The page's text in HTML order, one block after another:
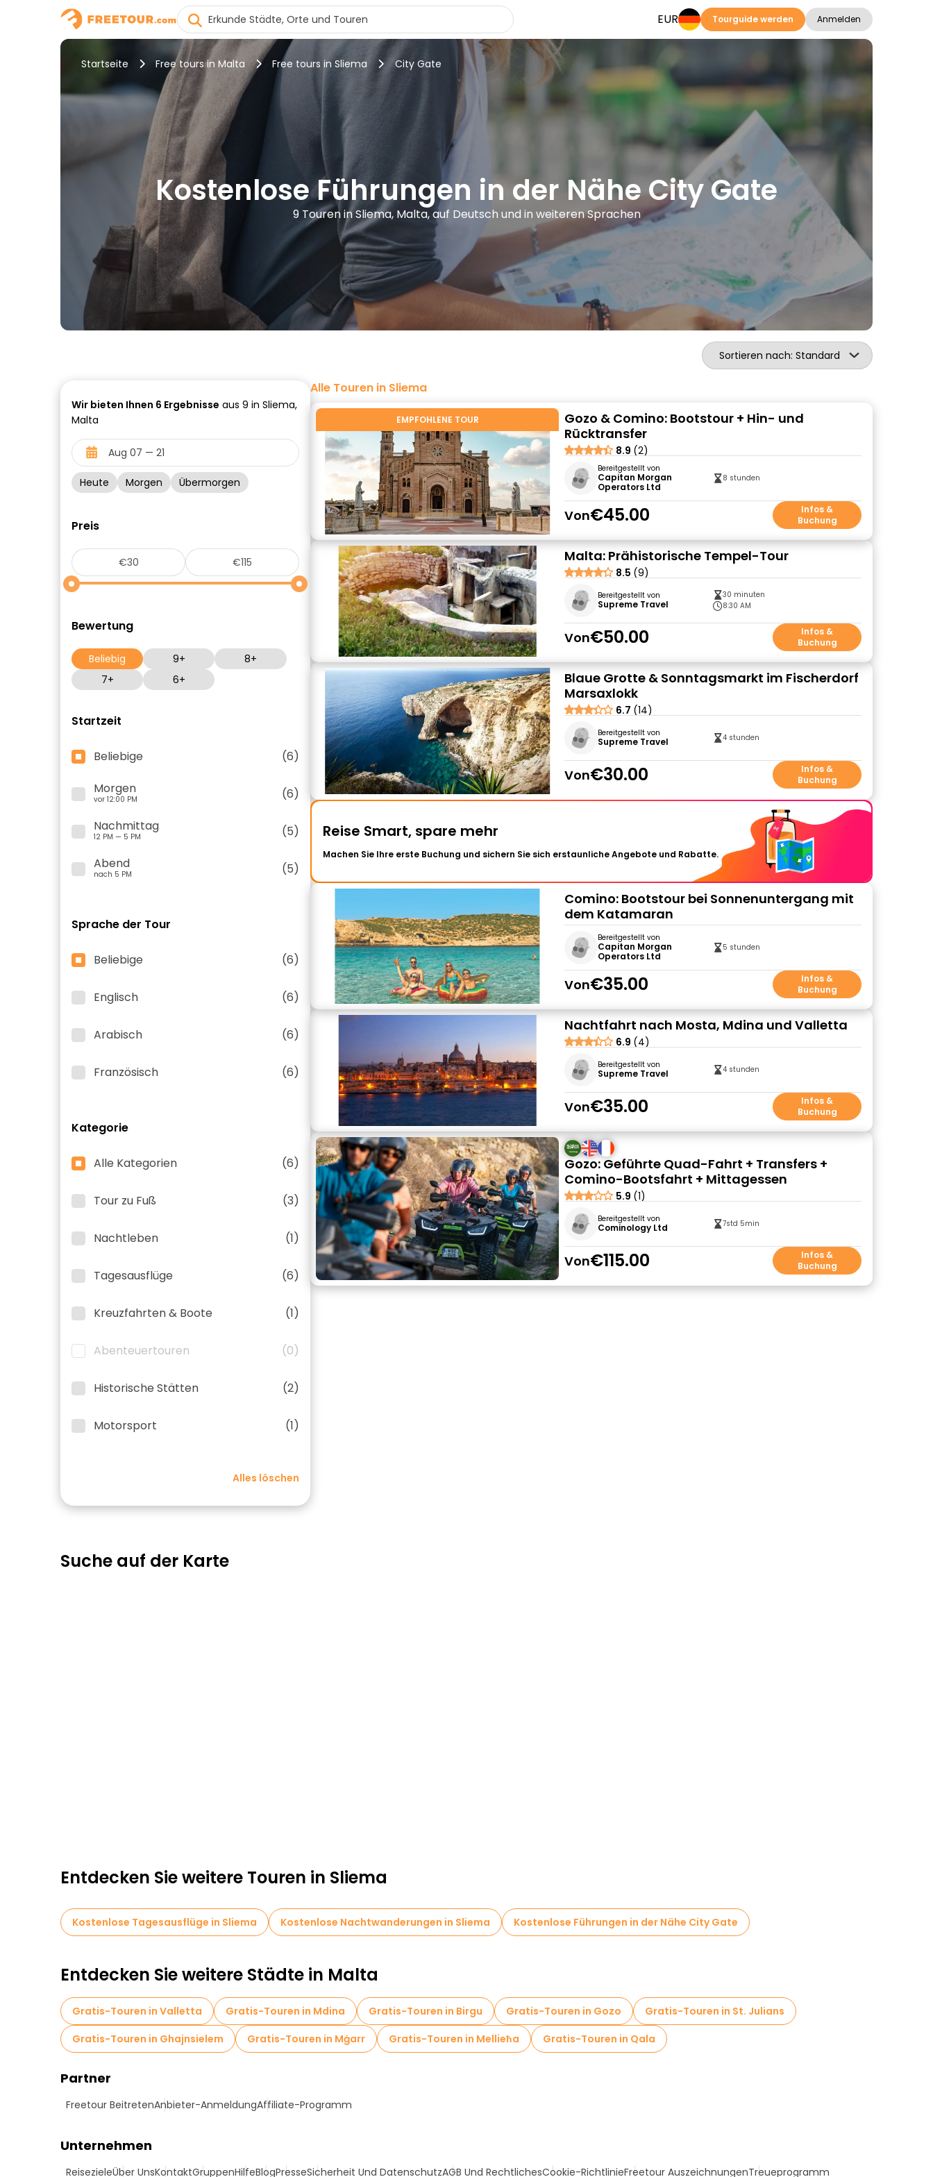
EUR Tourguide werden Anmelden
Startseite Free tours in Malta Free tours in Sliema City Gate
Kostenlose Führungen in der Nähe City Gate
9 Touren in Sliema, Malta, auf Deutsch und in weiteren Sprachen
Sortieren nach: Standard
Wir bieten Ihnen 6 Ergebnisse aus 9 in Sliema,
Malta
Heute Morgen Übermorgen
Preis
Bewertung
Beliebig 9+
8+
7+
6+
Startzeit
Beliebige
(6)
Morgen
vor 12:00 PM
(6)
Nachmittag
12 PM — 5 PM
(5)
Abend
nach 5 PM (5)
Sprache der Tour
Beliebige (6)
Englisch (6)
Arabisch (6)
Französisch (6)
Kategorie
Alle Kategorien (6)
Tour zu Fuß (3)
Nachtleben (1)
Tagesausflüge (6)
Kreuzfahrten & Boote (1)
Abenteuertouren (0)
Historische Stätten (2)
Motorsport (1)
Alles löschen
Alle Touren in Sliema
EMPFOHLENE TOUR
Gozo & Comino: Bootstour + Hin- und
Rücktransfer
8.9 (2)
Bereitgestellt von
Capitan Morgan
Operators Ltd
8 stunden
Von€45.00
Infos &
Buchung
Malta: Prähistorische Tempel-Tour
8.5 (9)
Bereitgestellt von
Supreme Travel
30 minuten
8:30 AM
Von€50.00
Infos &
Buchung
Blaue Grotte & Sonntagsmarkt im Fischerdorf
Marsaxlokk
6.7 (14)
Bereitgestellt von
Supreme Travel 4 stunden
Von€30.00
Infos &
Buchung
Reise Smart, spare mehr
Machen Sie Ihre erste Buchung und sichern Sie sich erstaunliche Angebote und Rabatte.
Comino: Bootstour bei Sonnenuntergang mit
dem Katamaran
Bereitgestellt von
Capitan Morgan
Operators Ltd
5 stunden
Von€35.00
Infos &
Buchung
Nachtfahrt nach Mosta, Mdina und Valletta
6.9 (4)
Bereitgestellt von
Supreme Travel 4 stunden
Von€35.00
Infos &
Buchung
Gozo: Geführte Quad-Fahrt + Transfers +
Comino-Bootsfahrt + Mittagessen
5.9 (1)
Bereitgestellt von
Cominology Ltd 7std 5min
Von€115.00
Infos &
Buchung
Suche auf der Karte
Entdecken Sie weitere Touren in Sliema
Kostenlose Tagesausflüge in Sliema Kostenlose Nachtwanderungen in Sliema Kostenlose Führungen in der Nähe City Gate
Entdecken Sie weitere Städte in Malta
Gratis-Touren in Valletta Gratis-Touren in Mdina Gratis-Touren in Birgu Gratis-Touren in Gozo
Gratis-Touren in St. Julians
Gratis-Touren in Ghajnsielem
Gratis-Touren in Mġarr Gratis-Touren in Mellieħa Gratis-Touren in Qala
Partner
Freetour BeitretenAnbieter-AnmeldungAffiliate-Programm
Unternehmen
ReisezieleÜber UnsKontaktGruppenHilfeBlogPresseSicherheit Und DatenschutzAGB Und RechtlichesCookie-RichtlinieFreetour AuszeichnungenTreueprogramm